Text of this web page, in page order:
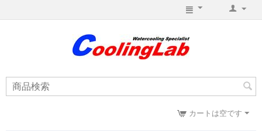
カートは空です